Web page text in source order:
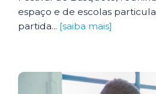
espaço e de escolas
partida... [saiba mais]